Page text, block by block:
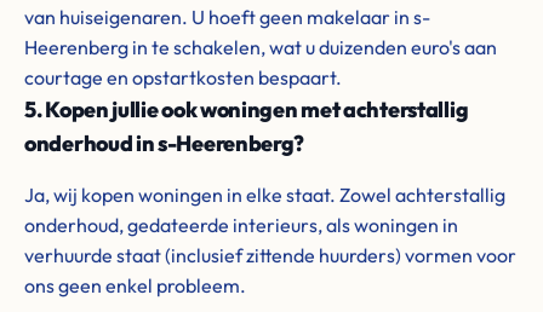
van huiseigenaren. U hoeft geen makelaar in s-
Heerenberg in te schakelen, wat u duizenden euro's aan
courtage en opstartkosten bespaart.
5. Kopen jullie ook woningen met achterstallig
onderhoud in s-Heerenberg?
Ja, wij kopen woningen in elke staat. Zowel achterstallig
onderhoud, gedateerde interieurs, als woningen in
verhuurde staat (inclusief zittende huurders) vormen voor
ons geen enkel probleem.